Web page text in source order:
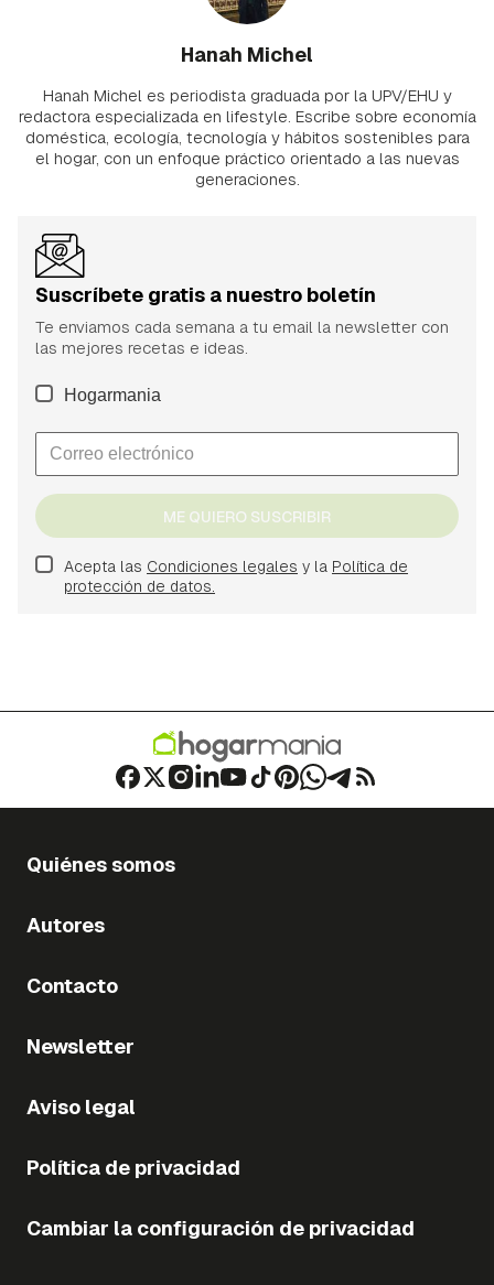
Hanah Michel
Hanah Michel es periodista graduada por la UPV/EHU y
redactora especializada en lifestyle. Escribe sobre economía
doméstica, ecología, tecnología y hábitos sostenibles para
el hogar, con un enfoque práctico orientado a las nuevas
generaciones.
Suscríbete gratis a nuestro boletín
Te enviamos cada semana a tu email la newsletter con
las mejores recetas e ideas.
Hogarmania
ME QUIERO SUSCRIBIR
Acepta las Condiciones legales y la Política de
protección de datos.
Quiénes somos
Autores
Contacto
Newsletter
Aviso legal
Política de privacidad
Cambiar la configuración de privacidad